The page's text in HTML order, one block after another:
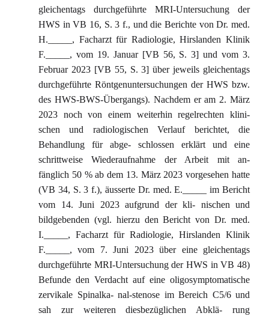
gleichentags durchgeführte MRI-Untersuchung der
HWS in VB 16, S. 3 f., und die Berichte von Dr. med.
H._____, Facharzt für Radiologie, Hirslanden Klinik
F._____, vom 19. Januar [VB 56, S. 3] und vom 3.
Februar 2023 [VB 55, S. 3] über jeweils gleichentags
durchgeführte Röntgenuntersuchungen der HWS bzw.
des HWS-BWS-Übergangs). Nachdem er am 2. März
2023 noch von einem weiterhin regelrechten klini-
schen und radiologischen Verlauf berichtet, die
Behandlung für abge- schlossen erklärt und eine
schrittweise Wiederaufnahme der Arbeit mit an-
fänglich 50 % ab dem 13. März 2023 vorgesehen hatte
(VB 34, S. 3 f.), äusserte Dr. med. E._____ im Bericht
vom 14. Juni 2023 aufgrund der kli- nischen und
bildgebenden (vgl. hierzu den Bericht von Dr. med.
I._____, Facharzt für Radiologie, Hirslanden Klinik
F._____, vom 7. Juni 2023 über eine gleichentags
durchgeführte MRI-Untersuchung der HWS in VB 48)
Befunde den Verdacht auf eine oligosymptomatische
zervikale Spinalka- nal-stenose im Bereich C5/6 und
sah zur weiteren diesbezüglichen Abklä- rung